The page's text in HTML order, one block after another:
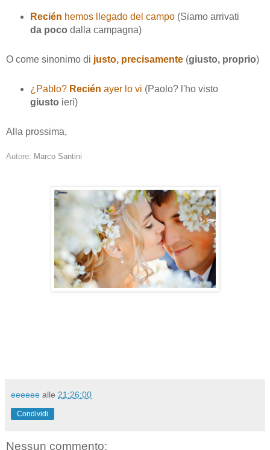
Recién hemos llegado del campo(Siamo arrivati
da poco dalla campagna)
O come sinonimo di justo, precisamente (giusto, proprio)
¿Pablo? Recién ayer lo vi (Paolo? l'ho visto
giusto ieri)
Alla prossima,
Autore: Marco Santini
eeeeee alle 21:26:00
Condividi
Nessun commento: